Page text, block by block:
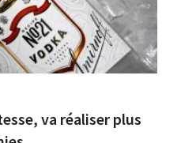
va réaliser plus